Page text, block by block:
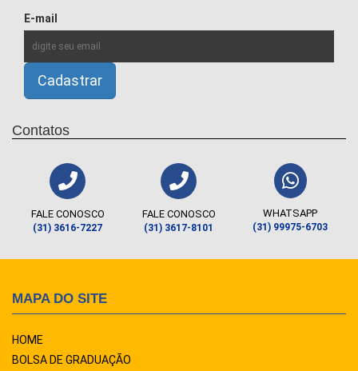
E-mail
Contatos
FALE CONOSCO
(31) 3616-7227
FALE CONOSCO
(31) 3617-8101
WHATSAPP
(31) 99975-6703
MAPA DO SITE
HOME
BOLSA DE GRADUAÇÃO